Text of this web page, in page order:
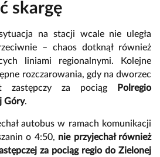
skargę
na stacji wcale nie uległa
– chaos dotknął również
liniami regionalnymi. Kolejne
rozczarowania, gdy na dworzec
zastępczy za pociąg
Polregio
Góry.
autobus w ramach komunikacji
o 4:50, nie przyjechał również
za pociąg regio do Zielonej